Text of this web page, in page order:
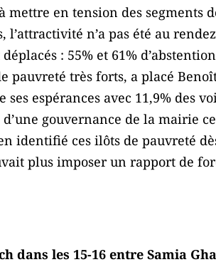
mettre en tension des segments
n’a pas été au
: 55% et 61%
pauvreté très forts, a placé
espérances avec 11,9% des
gouvernance de la mairie
identifié ces ilôts de pauvreté
plus imposer un rapport de
dans les 15-16 entre Samia